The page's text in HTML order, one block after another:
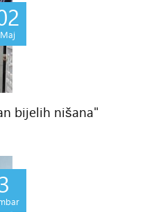
Maj
bijelih nišana"